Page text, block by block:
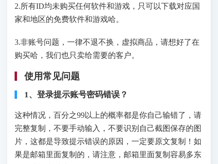
2.所有ID均未购买任何软件和游戏，只可以下载对应国
家和地区的免费软件和游戏哈。
3.非账号问题，一律不退不换，虚拟商品，请想好了在
购买哈，我们也只卖给需要的客户。
使用常见问题
1、登录提示账号密码错误？
这种情况，百分之99以上的概率都是你自己输错了，请
完整复制，不要手动输入，不要识别自己截图保存的图
片，这都是导致提示错误的原因，一定要原文复制！如
果是邮箱里面复制的，请注意，邮箱里面复制容易多东